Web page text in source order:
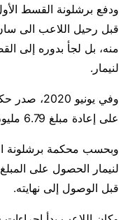
قبل رحيل اللاعب الى
منه، بل لجأ بدوره إلى
لنيمار.
وفي يونيو
على إعادة مبلغ 6.79 مليون يورو لناديه السابق.
وبحسب محكمة برشلونة
لنيمار الحصول على
قبل الوصول إلى نهايته.